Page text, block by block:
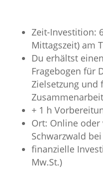
Zeit-Investition:
Mittagszeit) am
Du erhältst
Fragebogen für
Zielsetzung und
Zusammenarbeit
+ 1 h
Ort: Online
Schwarzwald
finanzielle
Mw.St.)